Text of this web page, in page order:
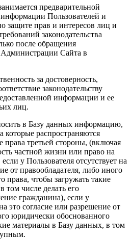
предварительной
Пользователей и
защите прав и интересов лиц и
законодательства
после обращения
Администрации Сайта в
за достоверность,
законодательству
информации и ее
лиц.
в Базу данных информацию,
распространяются
права третьей стороны, (включая
частной жизни или право на
у Пользователя отсутствует на
от правообладателя, либо иного
права, чтобы загружать такие
том числе делать его
гражданина), если у
это согласие или разрешение от
юридически обоснованного
материалы в Базу данных, в том